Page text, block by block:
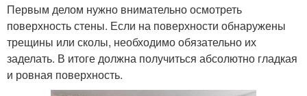
Первым делом нужно внимательно осмотреть
поверхность стены. Если на поверхности обнаружены
трещины или сколы, необходимо обязательно их
заделать. В итоге должна получиться абсолютно гладкая
и ровная поверхность.